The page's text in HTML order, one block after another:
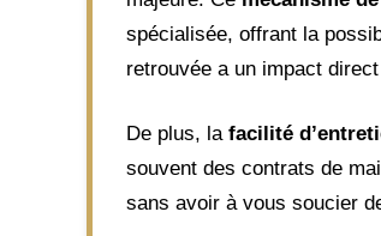
spécialisée, offrant la
retrouvée a un impact
De plus, la facilité
souvent des contrats de
sans avoir à vous soucier